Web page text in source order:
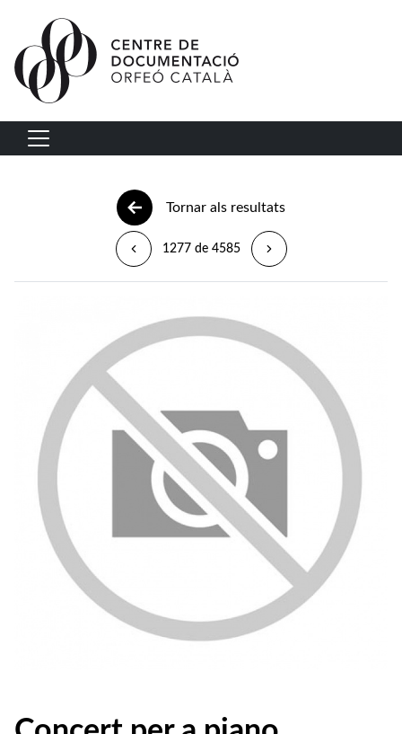
Vés al contingut
Navegació principal
Tornar als resultats
1277 de 4585